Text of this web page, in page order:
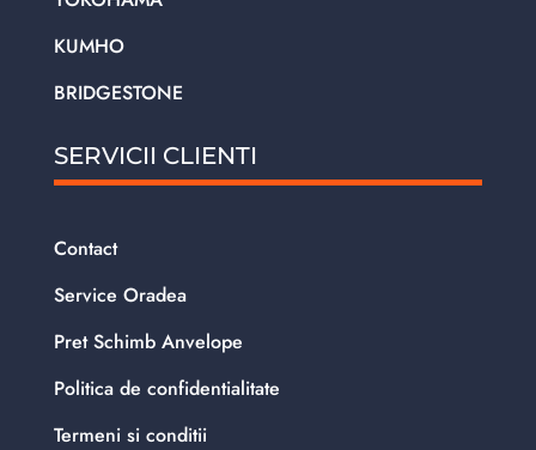
KUMHO
BRIDGESTONE
SERVICII CLIENTI
Contact
Service Oradea
Pret Schimb Anvelope
Politica de confidentialitate
Termeni si conditii